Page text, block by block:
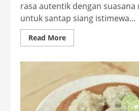
rasa autentik dengan suasana
untuk santap siang istimewa...
Read MoreRead
more
Lezat
di
Jakarta,
Cocok
untuk